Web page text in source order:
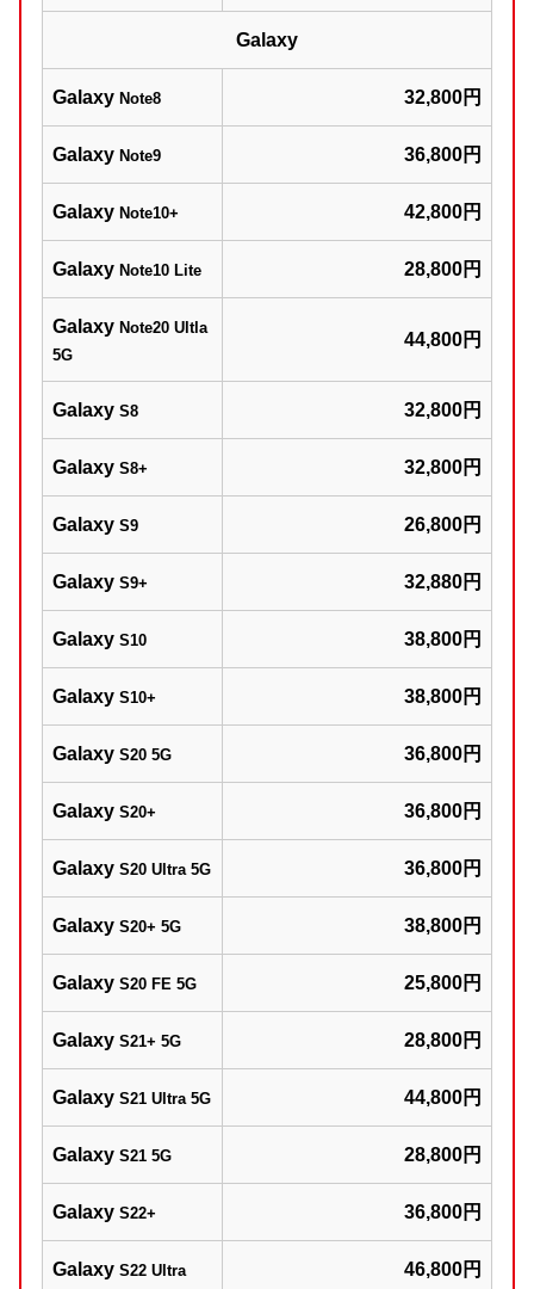
Galaxy
Galaxy Note8 32,800円
Galaxy Note9 36,800円
Galaxy Note10+ 42,800円
Galaxy Note10 Lite 28,800円
Galaxy Note20 Ultla
5G
44,800円
Galaxy S8 32,800円
Galaxy S8+ 32,800円
Galaxy S9 26,800円
Galaxy S9+ 32,880円
Galaxy S10 38,800円
Galaxy S10+ 38,800円
Galaxy S20 5G 36,800円
Galaxy S20+ 36,800円
Galaxy S20 Ultra 5G 36,800円
Galaxy S20+ 5G 38,800円
Galaxy S20 FE 5G 25,800円
Galaxy S21+ 5G 28,800円
Galaxy S21 Ultra 5G 44,800円
Galaxy S21 5G 28,800円
Galaxy S22+ 36,800円
Galaxy S22 Ultra 46,800円